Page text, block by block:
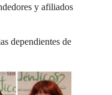
y afiliados
dependientes de